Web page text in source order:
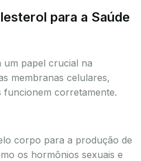
para a Saúde
um papel crucial na
membranas celulares,
funcionem corretamente.
corpo para a produção de
os hormônios sexuais e